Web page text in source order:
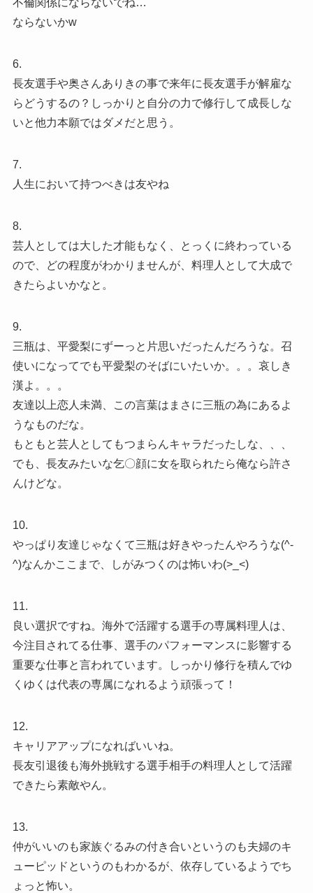
ならないかw
6.
長友選手や奥さんありきの事で来年に長友選手が解雇な
らどうするの？しっかりと自分の力で修行して成長しな
いと他力本願ではダメだと思う。
7.
人生において持つべきは友やね
8.
芸人としては大した才能もなく、とっくに終わっている
ので、どの程度がわかりませんが、料理人として大成で
きたらよいかなと。
9.
三瓶は、平愛梨にずーっと片思いだったんだろうな。召
使いになってでも平愛梨のそばにいたいか。。。哀しき
漢よ。。。
友達以上恋人未満、この言葉はまさに三瓶の為にあるよ
うなものだな。
もともと芸人としてもつまらんキャラだったしな、、、
でも、長友みたいな乞〇顔に女を取られたら俺なら許さ
んけどな。
10.
やっぱり友達じゃなくて三瓶は好きやったんやろうな(^-
^)なんかここまで、しがみつくのは怖いわ(>_<)
11.
良い選択ですね。海外で活躍する選手の専属料理人は、
今注目されてる仕事、選手のパフォーマンスに影響する
重要な仕事と言われています。しっかり修行を積んでゆ
くゆくは代表の専属になれるよう頑張って！
12.
キャリアアップになればいいね。
長友引退後も海外挑戦する選手相手の料理人として活躍
できたら素敵やん。
13.
仲がいいのも家族ぐるみの付き合いというのも夫婦のキ
ューピッドというのもわかるが、依存しているようでち
ょっと怖い。